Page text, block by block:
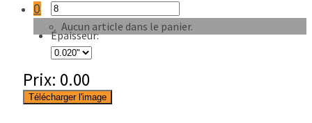
0
Aucun article dans le panier.
Épaisseur:
Prix: 0.00
Télécharger l'image